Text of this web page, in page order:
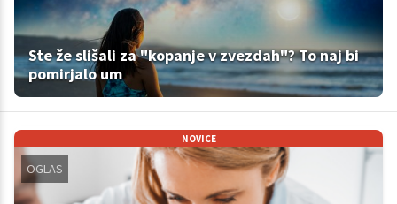
Ste že slišali za "kopanje v zvezdah"? To naj bi
pomirjalo um
NOVICE
OGLAS